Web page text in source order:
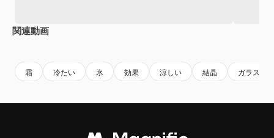
関連動画
霜 冷たい 氷 効果 涼しい 結晶 ガラス